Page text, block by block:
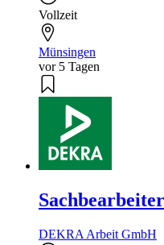
Vollzeit
Münsingen
vor 5 Tagen
DEKRA Arbeit GmbH